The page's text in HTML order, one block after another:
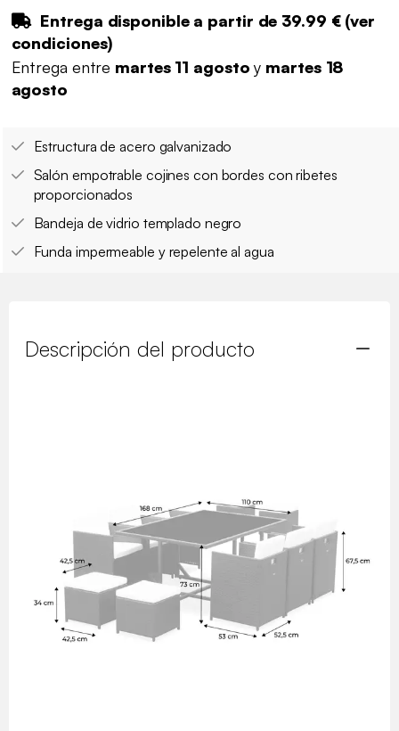
Entrega disponible a partir de 39.99 €(ver
condiciones)
Entrega entre martes 11 agostoy martes 18
agosto
Estructura de acero galvanizado
Salón empotrable cojines con bordes con ribetes
proporcionados
Bandeja de vidrio templado negro
Funda impermeable y repelente al agua
Descripción del producto